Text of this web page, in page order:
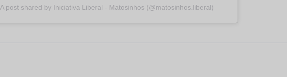
A post shared by Iniciativa Liberal - Matosinhos (@matosinhos.liberal)